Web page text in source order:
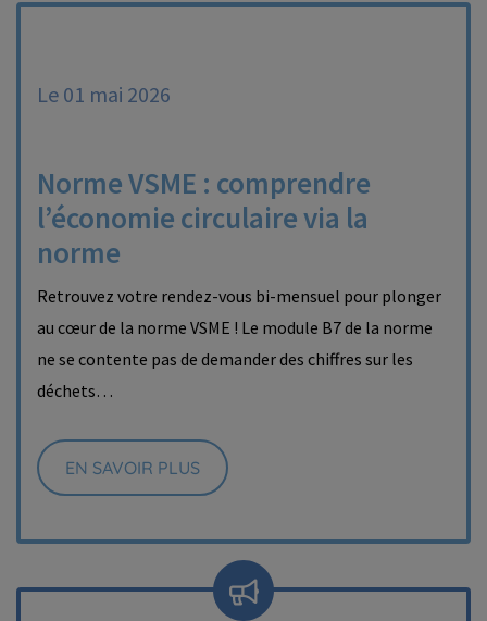
Le 01 mai 2026
Norme VSME : comprendre
l’économie circulaire via la
norme
Retrouvez votre rendez-vous bi-mensuel pour plonger
au cœur de la norme VSME ! Le module B7 de la norme
ne se contente pas de demander des chiffres sur les
déchets…
EN SAVOIR PLUS